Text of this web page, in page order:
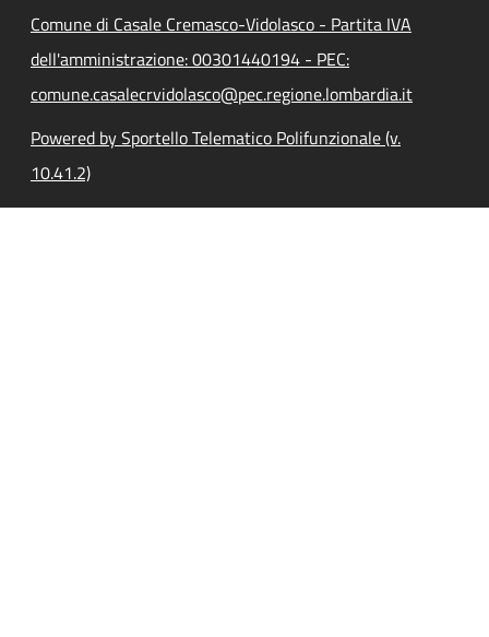
Comune di Casale Cremasco-Vidolasco - Partita IVA
dell'amministrazione: 00301440194 - PEC:
comune.casalecrvidolasco@pec.regione.lombardia.it
Powered by Sportello Telematico Polifunzionale (v.
10.41.2)